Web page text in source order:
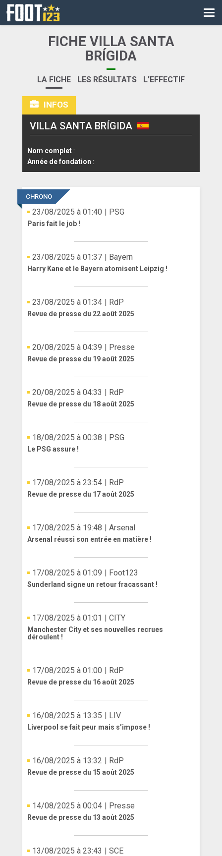
CM
LES DIRECTS
LIGUE 1
LIGUE 2
COUPE DE FRANCE
ESPAGNE
ALLEMAGNE
FICHE VILLA SANTA
BRÍGIDA
LA FICHE LES RÉSULTATS L'EFFECTIF
INFOS
VILLA SANTA BRÍGIDA
Nom complet :
Année de fondation :
CHRONO
23/08/2025 à 01:40 | PSG
Paris fait le job !
23/08/2025 à 01:37 | Bayern
Harry Kane et le Bayern atomisent Leipzig !
23/08/2025 à 01:34 | RdP
Revue de presse du 22 août 2025
20/08/2025 à 04:39 | Presse
Revue de presse du 19 août 2025
20/08/2025 à 04:33 | RdP
Revue de presse du 18 août 2025
18/08/2025 à 00:38 | PSG
Le PSG assure !
17/08/2025 à 23:54 | RdP
Revue de presse du 17 août 2025
17/08/2025 à 19:48 | Arsenal
Arsenal réussi son entrée en matière !
17/08/2025 à 01:09 | Foot123
Sunderland signe un retour fracassant !
17/08/2025 à 01:01 | CITY
Manchester City et ses nouvelles recrues
déroulent !
17/08/2025 à 01:00 | RdP
Revue de presse du 16 août 2025
16/08/2025 à 13:35 | LIV
Liverpool se fait peur mais s’impose !
16/08/2025 à 13:32 | RdP
Revue de presse du 15 août 2025
14/08/2025 à 00:04 | Presse
Revue de presse du 13 août 2025
13/08/2025 à 23:43 | SCE